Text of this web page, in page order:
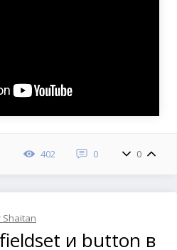
402 0 0
Shaitan
и button в